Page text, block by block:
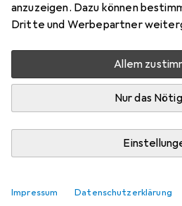
anzuzeigen. Dazu können
Dritte und Werbepartner
Allem
Nur das
Impressum Datenschutzerklärung
Darum braucht jeder
Ann-Kathrin Schäfer224 Likes
224